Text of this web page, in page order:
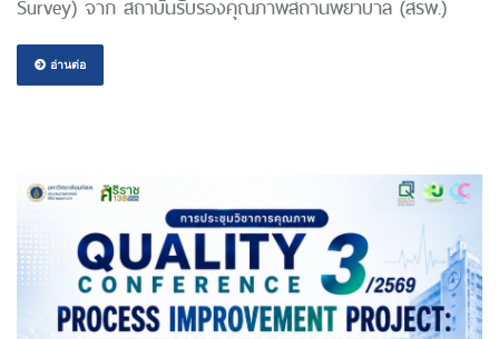
Survey) จาก สถาบันรับรองคุณภาพสถานพยาบาล (สรพ.)
อ่านต่อ